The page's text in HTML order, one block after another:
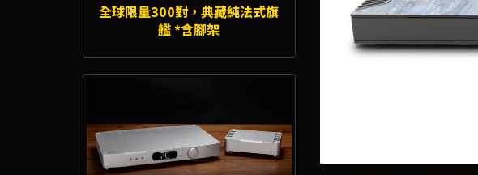
全球限量300對，典藏純法式旗
艦 *含腳架